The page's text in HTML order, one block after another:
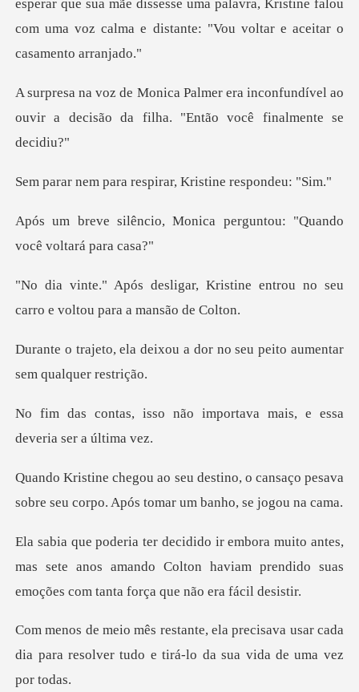
ue sua mãe dissesse uma palavra, Kristine falou
com uma voz c
inconfundível ao
ouvir a decisão da fil
respirar, Kristin
Monica perguntou: "Quand
Kristine entrou no seu
carro e
ou a dor no seu peito aumen
ão importava mais, e essa
, o cansaço pesava
sobre seu corpo. A
tes,
mas sete anos amando Colton haviam prendido suas
sava usar cada
dia para resolver tudo e t